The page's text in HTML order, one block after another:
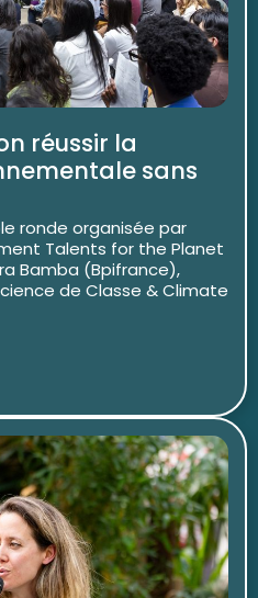
réussir la
sans
ronde organisée par
Talents for the Planet
Bamba (Bpifrance),
de Classe & Climate